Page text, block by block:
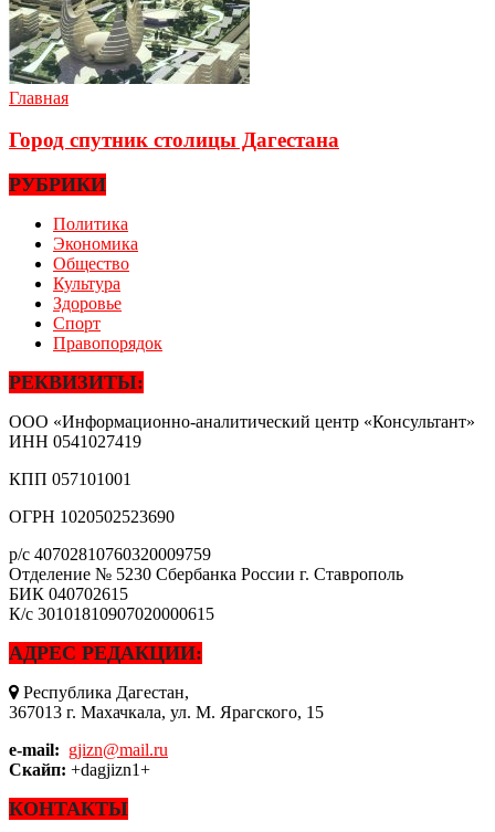
Главная
Город спутник столицы Дагестана
РУБРИКИ
Политика
Экономика
Общество
Культура
Здоровье
Спорт
Правопорядок
РЕКВИЗИТЫ:
ООО «Информационно-аналитический центр «Консультант»
ИНН 0541027419
КПП 057101001
ОГРН 1020502523690
р/с 40702810760320009759
Отделение № 5230 Сбербанка России г. Ставрополь
БИК 040702615
К/с 30101810907020000615
АДРЕС РЕДАКЦИИ:
Республика Дагестан,
367013 г. Махачкала, ул. М. Ярагского, 15
e-mail: gjizn@mail.ru
Скайп: +dagjizn1+
КОНТАКТЫ